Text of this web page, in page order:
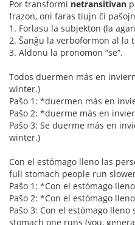
Por transformi netransitivan
frazon, oni faras tiujn ĉi
1. Forlasu la subjekton (la
2. Ŝanĝu la verboformon al la
3. Aldonu la pronomon “se”.
Todos duermen más en
winter.)
Paŝo 1: *duermen más en
Paŝo 2: *duerme más en
Paŝo 3: Se duerme más en
winter.)
Con el estómago lleno las
full stomach people run
Paŝo 1: *Con el estómago
Paŝo 2: *Con el estómago
Paŝo 3: Con el estómago
stomach one runs (you,